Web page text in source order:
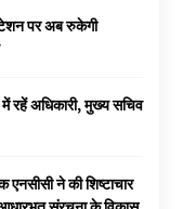
पर अब रुकेगी
अधिकारी, मुख्य सचिव
ने की शिष्टाचार